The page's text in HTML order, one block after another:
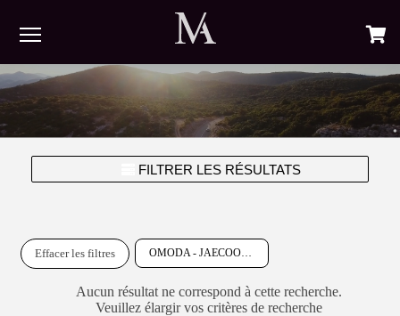
FILTRER LES RÉSULTATS
Effacer les filtres
Aucun résultat ne correspond à cette recherche.
Veuillez élargir vos critères de recherche